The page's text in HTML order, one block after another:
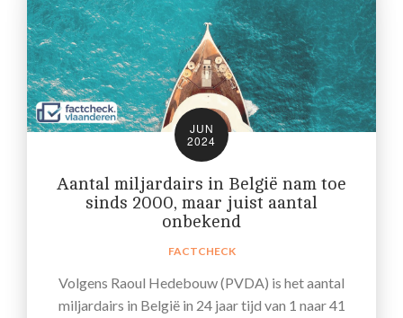
JUN
2024
Aantal miljardairs in België nam toe
sinds 2000, maar juist aantal
onbekend
FACTCHECK
Volgens Raoul Hedebouw (PVDA) is het aantal
miljardairs in België in 24 jaar tijd van 1 naar 41